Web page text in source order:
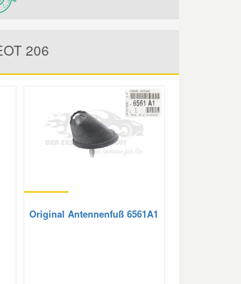
206
Original Antennenfuß 6561A1